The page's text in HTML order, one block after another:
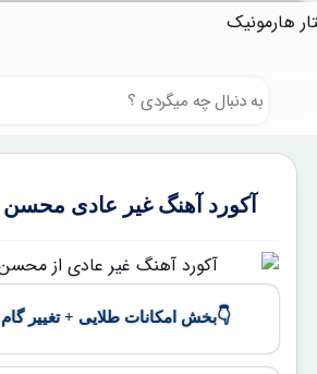
آکورد آهنگ غیر عادی محسن
👇بخش امکانات طلایی + تغییر